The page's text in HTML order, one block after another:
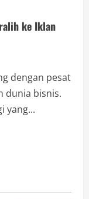
ke Iklan
dengan pesat
dunia bisnis.
yang...